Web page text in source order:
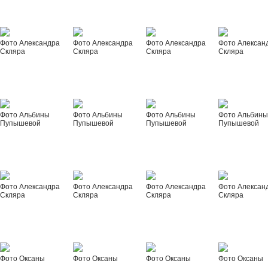
Фото Александра
Скляра
Фото Александра
Скляра
Фото Александра
Скляра
Фото
Скляра
Фото Альбины
Пупышевой
Фото Альбины
Пупышевой
Фото Альбины
Пупышевой
Фото Альбины
Пупышевой
Фото Александра
Скляра
Фото Александра
Скляра
Фото Александра
Скляра
Фото
Скляра
Фото Оксаны
Фото Оксаны
Фото Оксаны
Фото Оксаны